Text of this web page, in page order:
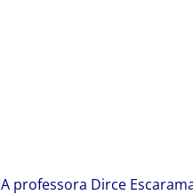
A professora Dirce